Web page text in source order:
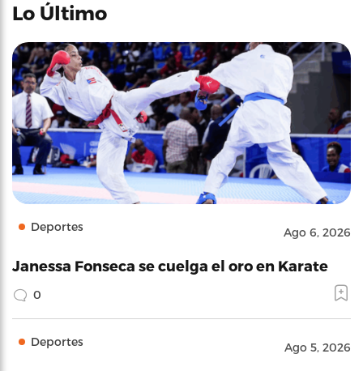
Lo Último
Deportes Ago 6, 2026
Janessa Fonseca se cuelga el oro en Karate
0
Deportes Ago 5, 2026